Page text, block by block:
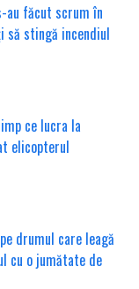
au făcut scrum în
să stingă incendiul
ce lucra la
elicopterul
drumul care leagă
cu o jumătate de